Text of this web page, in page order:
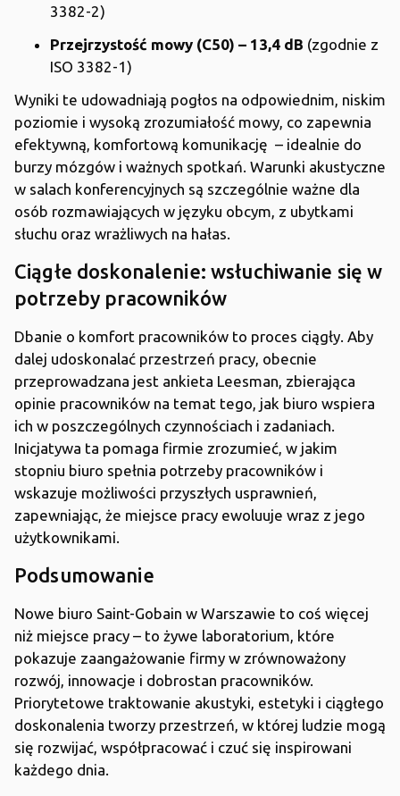
3382-2)
Przejrzystość mowy (C50) – 13,4 dB (zgodnie z
ISO 3382-1)
Wyniki te udowadniają pogłos na odpowiednim, niskim
poziomie i wysoką zrozumiałość mowy, co zapewnia
efektywną, komfortową komunikację – idealnie do
burzy mózgów i ważnych spotkań. Warunki akustyczne
w salach konferencyjnych są szczególnie ważne dla
osób rozmawiających w języku obcym, z ubytkami
słuchu oraz wrażliwych na hałas.
Ciągłe doskonalenie: wsłuchiwanie się w
potrzeby pracowników
Dbanie o komfort pracowników to proces ciągły. Aby
dalej udoskonalać przestrzeń pracy, obecnie
przeprowadzana jest ankieta Leesman, zbierająca
opinie pracowników na temat tego, jak biuro wspiera
ich w poszczególnych czynnościach i zadaniach.
Inicjatywa ta pomaga firmie zrozumieć, w jakim
stopniu biuro spełnia potrzeby pracowników i
wskazuje możliwości przyszłych usprawnień,
zapewniając, że miejsce pracy ewoluuje wraz z jego
użytkownikami.
Podsumowanie
Nowe biuro Saint-Gobain w Warszawie to coś więcej
niż miejsce pracy – to żywe laboratorium, które
pokazuje zaangażowanie firmy w zrównoważony
rozwój, innowacje i dobrostan pracowników.
Priorytetowe traktowanie akustyki, estetyki i ciągłego
doskonalenia tworzy przestrzeń, w której ludzie mogą
się rozwijać, współpracować i czuć się inspirowani
każdego dnia.